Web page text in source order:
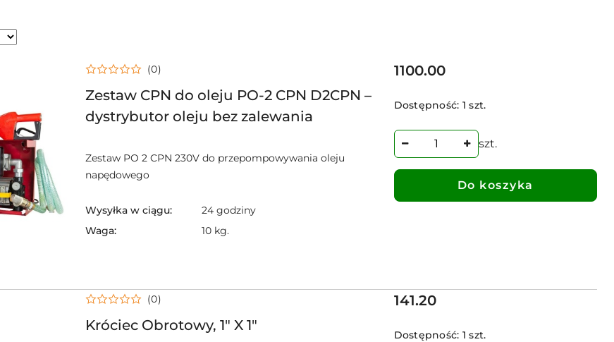
Zestaw CPN do oleju PO-2 CPN D2CPN –
dystrybutor oleju bez zalewania
(0)
Zestaw PO 2 CPN 230V do przepompowywania oleju
napędowego
Wysyłka w ciągu:
24 godziny
Waga:
10 kg.
Cena:
1100.00
Dostępność: 1 szt.
szt.
Do koszyka
Króciec Obrotowy, 1" X 1"
(0) Cena:
141.20
Dostępność: 1 szt.